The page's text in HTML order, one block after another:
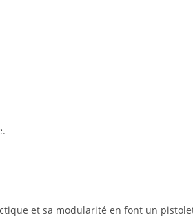
et sa modularité en font un